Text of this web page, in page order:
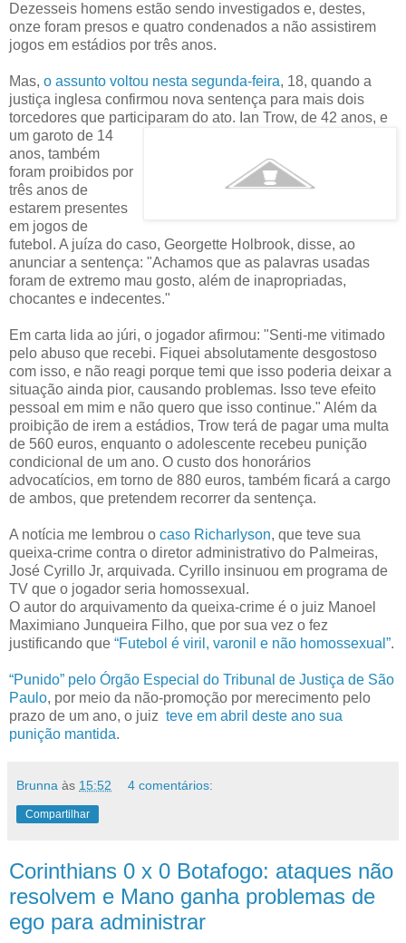
Dezesseis homens estão sendo investigados e, destes,
onze foram presos e quatro condenados a não assistirem
jogos em estádios por três anos.
Mas, o assunto voltou nesta segunda-feira, 18, quando a
justiça inglesa confirmou nova sentença para mais dois
torcedores que participaram do ato. Ian Trow, de 42 anos, e
um garoto de 14
anos, também
foram proibidos por
três anos de
estarem presentes
em jogos de
futebol. A juíza do caso, Georgette Holbrook, disse, ao
anunciar a sentença: "Achamos que as palavras usadas
foram de extremo mau gosto, além de inapropriadas,
chocantes e indecentes."
Em carta lida ao júri, o jogador afirmou: "Senti-me vitimado
pelo abuso que recebi. Fiquei absolutamente desgostoso
com isso, e não reagi porque temi que isso poderia deixar a
situação ainda pior, causando problemas. Isso teve efeito
pessoal em mim e não quero que isso continue." Além da
proibição de irem a estádios, Trow terá de pagar uma multa
de 560 euros, enquanto o adolescente recebeu punição
condicional de um ano. O custo dos honorários
advocatícios, em torno de 880 euros, também ficará a cargo
de ambos, que pretendem recorrer da sentença.
A notícia me lembrou o caso Richarlyson, que teve sua
queixa-crime contra o diretor administrativo do Palmeiras,
José Cyrillo Jr, arquivada. Cyrillo insinuou em programa de
TV que o jogador seria homossexual.
O autor do arquivamento da queixa-crime é o juiz Manoel
Maximiano Junqueira Filho, que por sua vez o fez
justificando que “Futebol é viril, varonil e não homossexual”.
“Punido” pelo Órgão Especial do Tribunal de Justiça de São
Paulo, por meio da não-promoção por merecimento pelo
prazo de um ano, o juiz teve em abril deste ano sua
punição mantida.
Brunna às 15:52 4 comentários:
Compartilhar
Corinthians 0 x 0 Botafogo: ataques não
resolvem e Mano ganha problemas de
ego para administrar